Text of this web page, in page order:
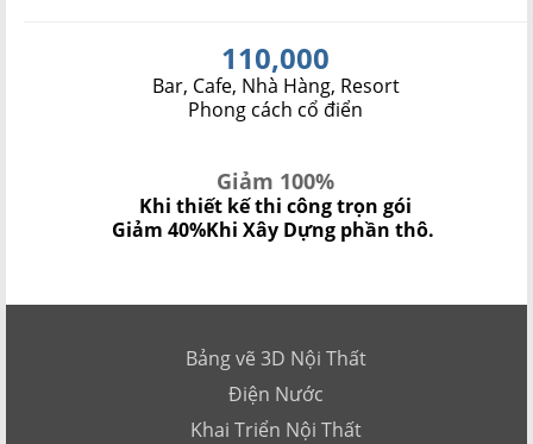
110,000
Bar, Cafe, Nhà Hàng, Resort
Phong cách cổ điển
Giảm 100%
Khi thiết kế thi công trọn gói
Giảm 40%Khi Xây Dựng phần thô.
Bảng vẽ 3D Nội Thất
Điện Nước
Khai Triển Nội Thất